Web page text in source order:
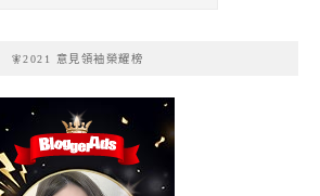
🧚2021 意見領袖榮耀榜